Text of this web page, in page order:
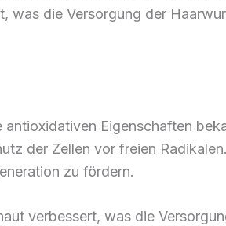
was die Versorgung der
Eigenschaften
der Zellen vor freien
zu fördern.
verbessert, was die